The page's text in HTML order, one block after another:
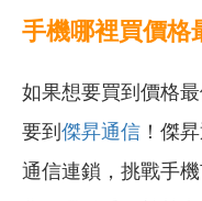
手機哪裡買價格
如果想要買到價格
要到 傑昇通信 ！傑
通信連鎖，挑戰手